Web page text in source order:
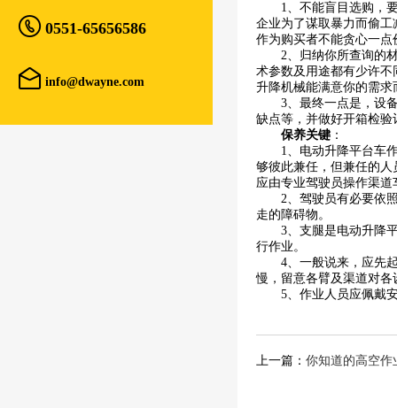
 0551-65656586
 info@dwayne.com
1、不能盲目选购，
企业为了谋取暴力而偷
作为购买者不能贪心一
2、归纳你所查询的
术参数及用途都有少许
升降机械能满意你的需求
3、最终一点是，设
缺点等，并做好开箱检验
保养关键 ：
1、电动升降平台车
够彼此兼任，但兼任的
应由专业驾驶员操作渠道
2、驾驶员有必要依
走的障碍物。
3、支腿是电动升降
行作业。
4、一般说来，应先
慢，留意各臂及渠道对
5、作业人员应佩戴
上一篇： 你知道的高空作